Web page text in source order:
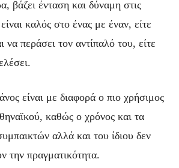
βάζει ένταση και δύναμη στις
καλός στο ένας με έναν, είτε
να περάσει τον αντίπαλό του, είτε
είναι με διαφορά ο πιο χρήσιμος
καθώς ο χρόνος και τα
αλλά και του ίδιου δεν
την πραγματικότητα.